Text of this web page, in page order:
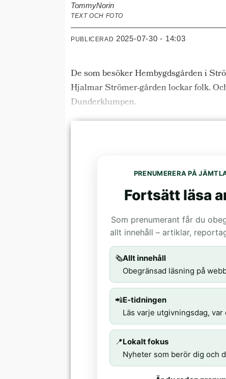
TommyNorin
TEXT OCH FOTO
PUBLICERAD 2025-07-30 - 14:03
De som besöker Hembygdsgården i
Hjalmar Strömer-gården lockar folk.
Dunderklumpen.
PRENUMERERA PÅ
Fortsätt läsa
Som prenumerant får du
allt innehåll – artiklar,
🗞️Allt innehåll
Obegränsad läsning på
📲E-tidningen
Läs varje utgivningsdag, var
📍Lokalt fokus
Nyheter som berör dig och